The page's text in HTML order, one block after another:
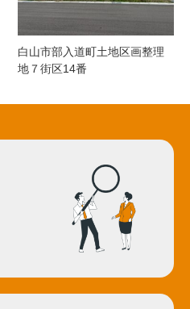
白山市部入道町土地区画整理
地７街区14番